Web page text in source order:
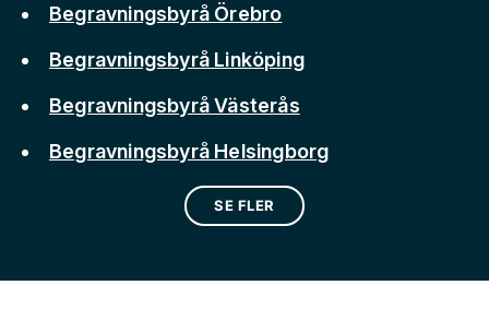
Begravningsbyrå Örebro
Begravningsbyrå Linköping
Begravningsbyrå Västerås
Begravningsbyrå Helsingborg
SE FLER